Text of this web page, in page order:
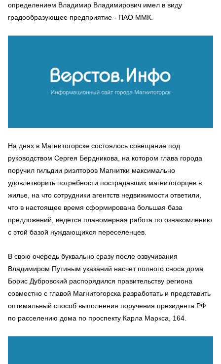
определением Владимир Владимирович имел в виду
градообразующее предприятие - ПАО ММК.
На днях в Магнитогорске состоялось совещание под
руководством Сергея Бердникова, на котором глава города
поручил гильдии риэлторов Магнитки максимально
удовлетворить потребности пострадавших магнитогорцев в
жилье, на что сотрудники агентств недвижимости ответили,
что в настоящее время сформирована большая база
предложений, ведется планомерная работа по ознакомлению
с этой базой нуждающихся переселенцев.
В свою очередь буквально сразу после озвучивания
Владимиром Путиным указаний насчет полного сноса дома
Борис Дубровский распорядился правительству региона
совместно с главой Магнитогорска разработать и представить
оптимальный способ выполнения поручения президента РФ
по расселению дома по проспекту Карла Маркса, 164.